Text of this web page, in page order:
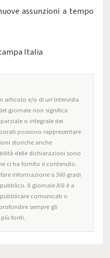
assunzioni a tempo
Italia
articolo e/o di un'intervista
giornale non significa
o integrale dei
possono rappresentare
storiche anche
delle dichiarazioni sono
ci ha fornito il contenuto.
informazione a 360 gradi
Il giornale ASI è a
comunicati o
sempre gli
fonti.